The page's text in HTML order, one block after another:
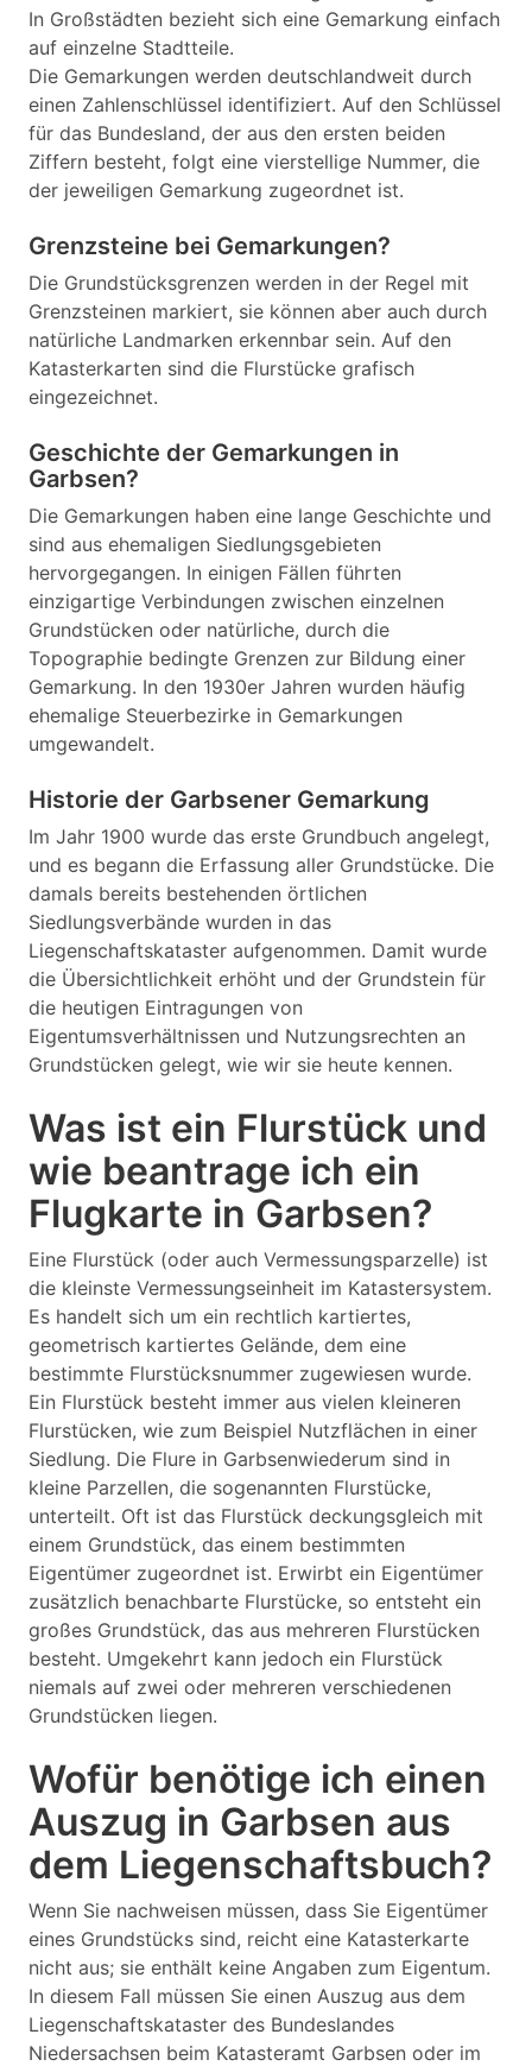
In Großstädten bezieht sich eine Gemarkung einfach
auf einzelne Stadtteile.
Die Gemarkungen werden deutschlandweit durch
einen Zahlenschlüssel identifiziert. Auf den Schlüssel
für das Bundesland, der aus den ersten beiden
Ziffern besteht, folgt eine vierstellige Nummer, die
der jeweiligen Gemarkung zugeordnet ist.
Grenzsteine bei Gemarkungen?
Die Grundstücksgrenzen werden in der Regel mit
Grenzsteinen markiert, sie können aber auch durch
natürliche Landmarken erkennbar sein. Auf den
Katasterkarten sind die Flurstücke grafisch
eingezeichnet.
Geschichte der Gemarkungen in
Garbsen?
Die Gemarkungen haben eine lange Geschichte und
sind aus ehemaligen Siedlungsgebieten
hervorgegangen. In einigen Fällen führten
einzigartige Verbindungen zwischen einzelnen
Grundstücken oder natürliche, durch die
Topographie bedingte Grenzen zur Bildung einer
Gemarkung. In den 1930er Jahren wurden häufig
ehemalige Steuerbezirke in Gemarkungen
umgewandelt.
Historie der Garbsener Gemarkung
Im Jahr 1900 wurde das erste Grundbuch angelegt,
und es begann die Erfassung aller Grundstücke. Die
damals bereits bestehenden örtlichen
Siedlungsverbände wurden in das
Liegenschaftskataster aufgenommen. Damit wurde
die Übersichtlichkeit erhöht und der Grundstein für
die heutigen Eintragungen von
Eigentumsverhältnissen und Nutzungsrechten an
Grundstücken gelegt, wie wir sie heute kennen.
Was ist ein Flurstück und
wie beantrage ich ein
Flugkarte in Garbsen?
Eine Flurstück (oder auch Vermessungsparzelle) ist
die kleinste Vermessungseinheit im Katastersystem.
Es handelt sich um ein rechtlich kartiertes,
geometrisch kartiertes Gelände, dem eine
bestimmte Flurstücksnummer zugewiesen wurde.
Ein Flurstück besteht immer aus vielen kleineren
Flurstücken, wie zum Beispiel Nutzflächen in einer
Siedlung. Die Flure in Garbsenwiederum sind in
kleine Parzellen, die sogenannten Flurstücke,
unterteilt. Oft ist das Flurstück deckungsgleich mit
einem Grundstück, das einem bestimmten
Eigentümer zugeordnet ist. Erwirbt ein Eigentümer
zusätzlich benachbarte Flurstücke, so entsteht ein
großes Grundstück, das aus mehreren Flurstücken
besteht. Umgekehrt kann jedoch ein Flurstück
niemals auf zwei oder mehreren verschiedenen
Grundstücken liegen.
Wofür benötige ich einen
Auszug in Garbsen aus
dem Liegenschaftsbuch?
Wenn Sie nachweisen müssen, dass Sie Eigentümer
eines Grundstücks sind, reicht eine Katasterkarte
nicht aus; sie enthält keine Angaben zum Eigentum.
In diesem Fall müssen Sie einen Auszug aus dem
Liegenschaftskataster des Bundeslandes
Niedersachsen beim Katasteramt Garbsen oder im